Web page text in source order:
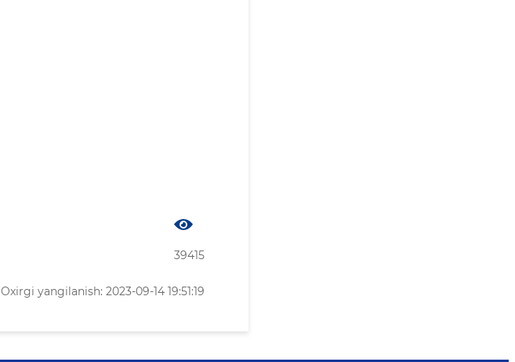
39415
Oxirgi yangilanish: 2023-09-14 19:51:19